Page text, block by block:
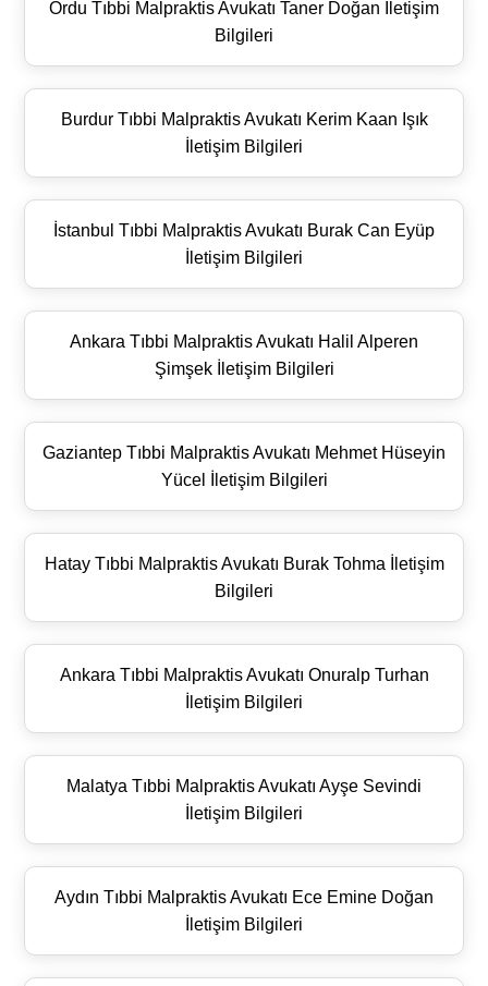
Ordu Tıbbi Malpraktis Avukatı Taner Doğan İletişim
Bilgileri
Burdur Tıbbi Malpraktis Avukatı Kerim Kaan Işık
İletişim Bilgileri
İstanbul Tıbbi Malpraktis Avukatı Burak Can Eyüp
İletişim Bilgileri
Ankara Tıbbi Malpraktis Avukatı Halil Alperen
Şimşek İletişim Bilgileri
Gaziantep Tıbbi Malpraktis Avukatı Mehmet Hüseyin
Yücel İletişim Bilgileri
Hatay Tıbbi Malpraktis Avukatı Burak Tohma İletişim
Bilgileri
Ankara Tıbbi Malpraktis Avukatı Onuralp Turhan
İletişim Bilgileri
Malatya Tıbbi Malpraktis Avukatı Ayşe Sevindi
İletişim Bilgileri
Aydın Tıbbi Malpraktis Avukatı Ece Emine Doğan
İletişim Bilgileri